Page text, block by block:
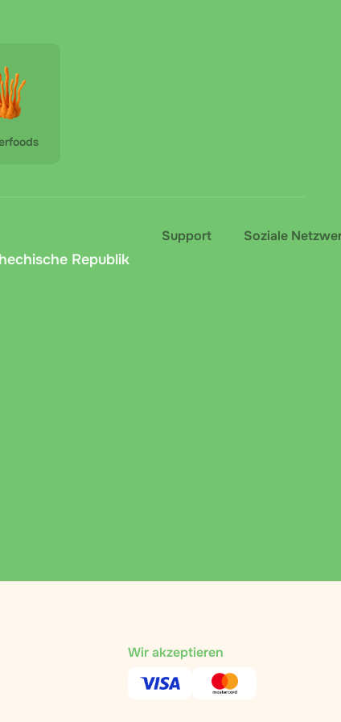
Support Soziale
Republik
Wir akzeptieren